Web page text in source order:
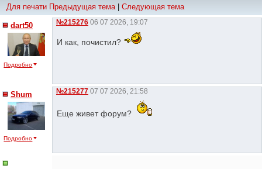
Для печати Предыдущая тема| Следующая тема
dart50
Подробно
№215276 06 07 2026, 19:07
И как, почистил?
Shum
Подробно
№215277 07 07 2026, 21:58
Еще живет форум?